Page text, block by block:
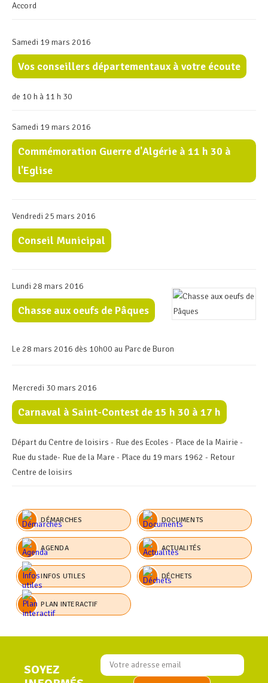
Accord
Samedi 19 mars 2016
Vos conseillers départementaux à votre écoute
de 10 h à 11 h 30
Samedi 19 mars 2016
Commémoration Guerre d'Algérie à 11 h 30 à
l'Eglise
Vendredi 25 mars 2016
Conseil Municipal
Lundi 28 mars 2016
Chasse aux oeufs de Pâques
Le 28 mars 2016 dès 10h00 au Parc de Buron
Mercredi 30 mars 2016
Carnaval à Saint-Contest de 15 h 30 à 17 h
Départ du Centre de loisirs - Rue des Ecoles - Place de la Mairie -
Rue du stade- Rue de la Mare - Place du 19 mars 1962 - Retour
Centre de loisirs
DÉMARCHES DOCUMENTS
AGENDA ACTUALITÉS
INFOS UTILES DÉCHETS
PLAN INTERACTIF
SOYEZ